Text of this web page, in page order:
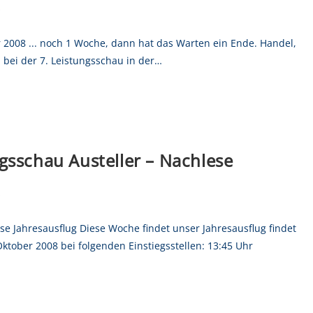
... noch 1 Woche, dann hat das Warten ein Ende. Handel,
der 7. Leistungsschau in der…
Austeller – Nachlese
Jahresausflug Diese Woche findet unser Jahresausflug findet
2008 bei folgenden Einstiegsstellen: 13:45 Uhr